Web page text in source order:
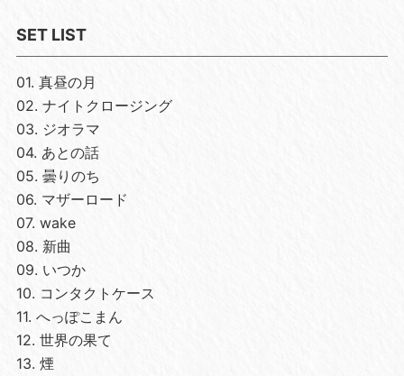
SET LIST
01. 真昼の月
02. ナイトクロージング
03. ジオラマ
04. あとの話
05. 曇りのち
06. マザーロード
07. wake
08. 新曲
09. いつか
10. コンタクトケース
11. へっぽこまん
12. 世界の果て
13. 煙